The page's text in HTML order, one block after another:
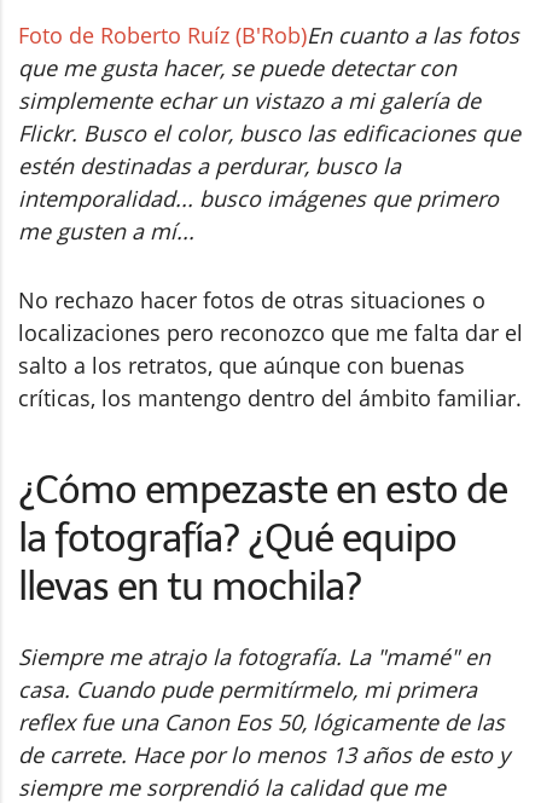
Foto de Roberto Ruíz (B'Rob)En cuanto a las fotos
que me gusta hacer, se puede detectar con
simplemente echar un vistazo a mi galería de
Flickr. Busco el color, busco las edificaciones que
estén destinadas a perdurar, busco la
intemporalidad... busco imágenes que primero
me gusten a mí...
No rechazo hacer fotos de otras situaciones o
localizaciones pero reconozco que me falta dar el
salto a los retratos, que aúnque con buenas
críticas, los mantengo dentro del ámbito familiar.
¿Cómo empezaste en esto de
la fotografía? ¿Qué equipo
llevas en tu mochila?
Siempre me atrajo la fotografía. La "mamé" en
casa. Cuando pude permitírmelo, mi primera
reflex fue una Canon Eos 50, lógicamente de las
de carrete. Hace por lo menos 13 años de esto y
siempre me sorprendió la calidad que me